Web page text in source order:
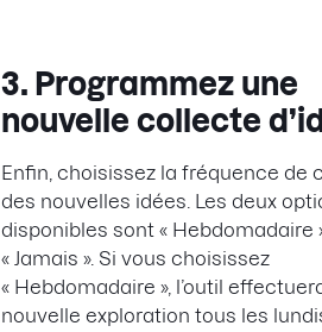
3. Programmez une
nouvelle collecte
Enfin, choisissez la fréquence de
des nouvelles idées. Les deux
disponibles sont « Hebdomadaire
« Jamais ». Si vous choisissez
« Hebdomadaire », l’outil
nouvelle exploration tous les